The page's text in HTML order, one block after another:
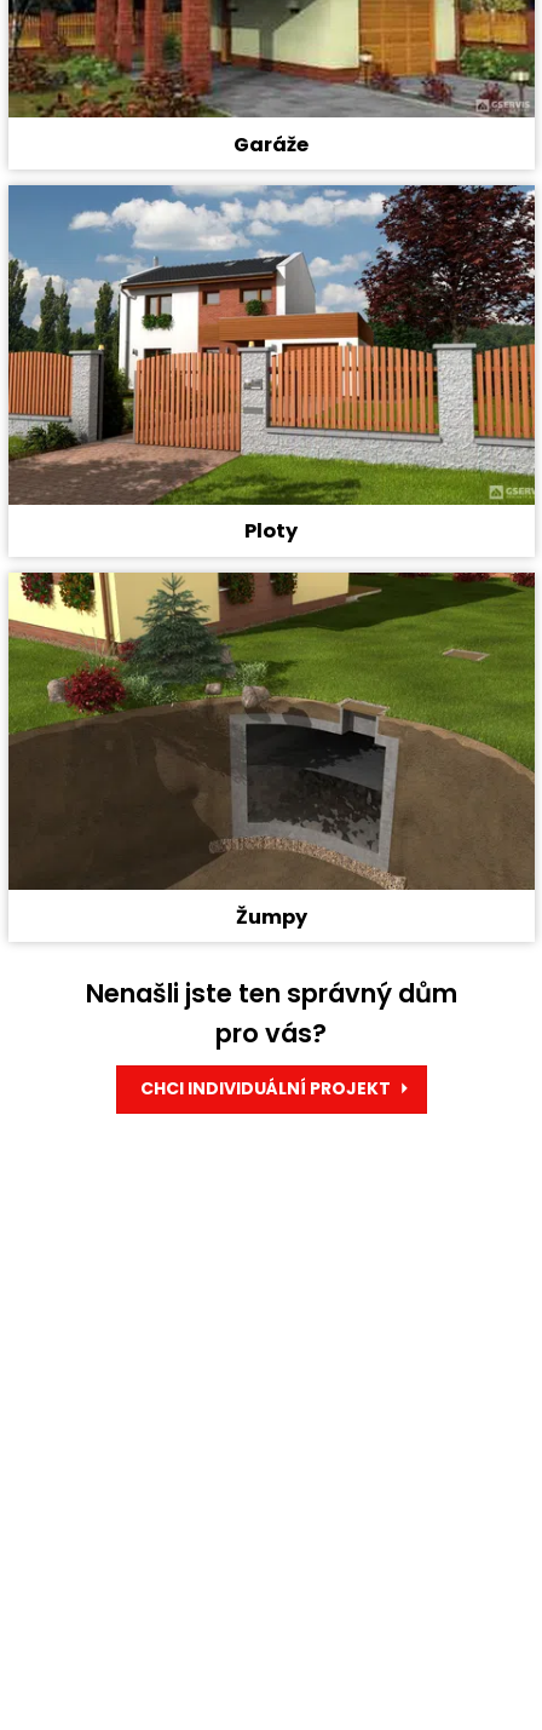
Garáže
Ploty
Žumpy
Nenašli jste ten správný dům
pro vás?
CHCI INDIVIDUÁLNÍ PROJEKT